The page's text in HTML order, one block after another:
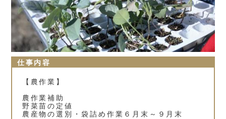
仕事内容
【農作業】
農作業補助
野菜苗の定値
農産物の選別・袋詰め作業６月末～９月末